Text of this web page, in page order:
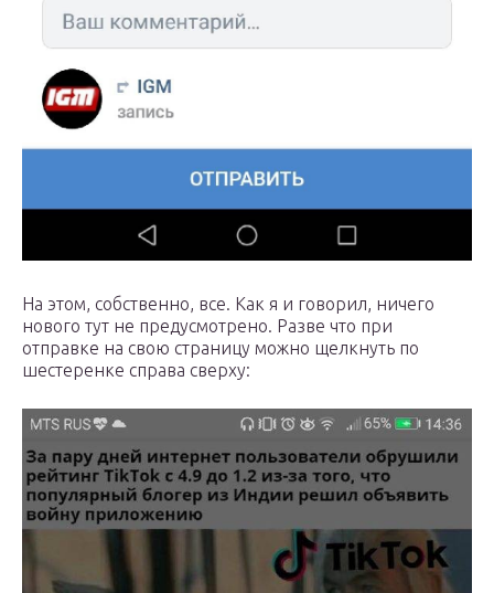
На этом, собственно, все. Как я и говорил, ничего
нового тут не предусмотрено. Разве что при
отправке на свою страницу можно щелкнуть по
шестеренке справа сверху: